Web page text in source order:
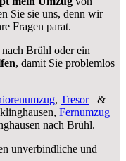
Sie sie uns, denn wir
Fragen parat.
Brühl oder ein
, damit Sie problemlos
, Tresor– &
Fernumzug
nach Brühl.
unverbindliche und